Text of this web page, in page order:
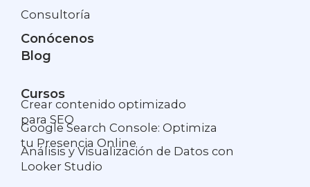
Consultoría
Conócenos
Blog
Cursos
Crear contenido optimizado
para SEO
Google Search Console: Optimiza
tu Presencia Online
Análisis y Visualización de Datos con
Looker Studio